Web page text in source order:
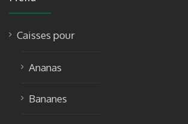
Caisses pour
Ananas
Bananes